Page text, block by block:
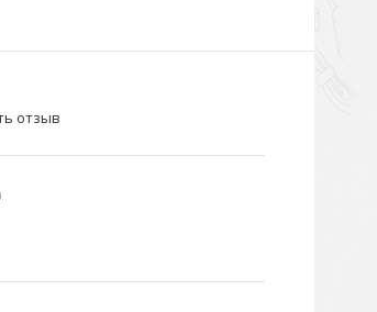
отзыв